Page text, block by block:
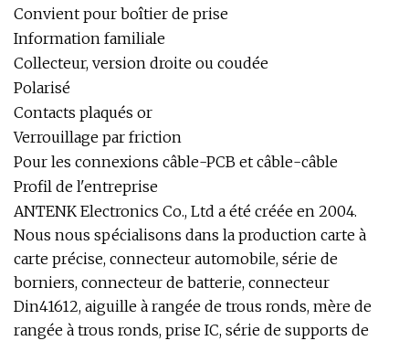
Convient pour boîtier de prise
Information familiale
Collecteur, version droite ou coudée
Polarisé
Contacts plaqués or
Verrouillage par friction
Pour les connexions câble-PCB et câble-câble
Profil de l'entreprise
ANTENK Electronics Co., Ltd a été créée en 2004.
Nous nous spécialisons dans la production carte à
carte précise, connecteur automobile, série de
borniers, connecteur de batterie, connecteur
Din41612, aiguille à rangée de trous ronds, mère de
rangée à trous ronds, prise IC, série de supports de